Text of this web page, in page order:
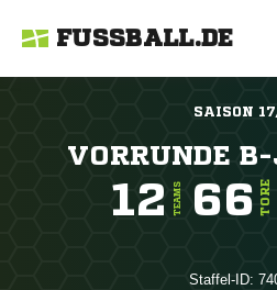
FUSSBALL.DE
SAISON
VORRUNDE
12 TEAMS 66 TORE
Staffel-ID: